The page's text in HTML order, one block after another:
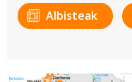
Albisteak